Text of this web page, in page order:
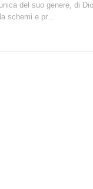
del suo genere, di
schemi e pr...